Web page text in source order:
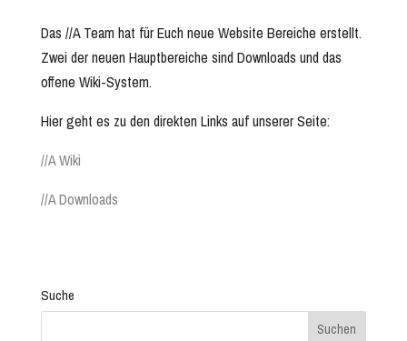
Das //A Team hat für Euch neue Website Bereiche erstellt.
Zwei der neuen Hauptbereiche sind Downloads und das
offene Wiki-System.
Hier geht es zu den direkten Links auf unserer Seite:
//A Wiki
//A Downloads
Suche